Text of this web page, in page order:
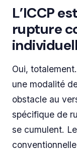
L’ICCP
rupture
Oui,
une modalité
obstacle au
spécifique de
se cumulent.